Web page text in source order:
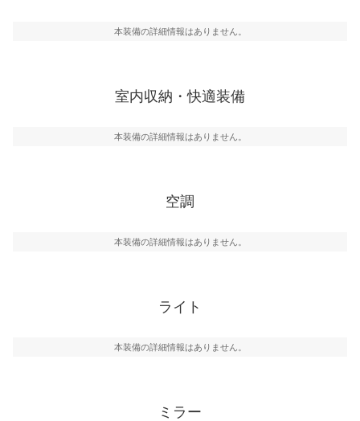
本装備の詳細情報はありません。
室内収納・快適装備
本装備の詳細情報はありません。
空調
本装備の詳細情報はありません。
ライト
本装備の詳細情報はありません。
ミラー